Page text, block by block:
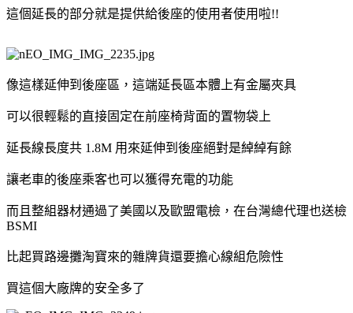
這個延長的部分就是提供給後座的使用者使用啦!!
像這樣延伸到後座區，這端延長區本體上有金屬夾具
可以很輕鬆的直接固定在前座椅背面的置物袋上
延長線長度共 1.8M 用來延伸到後座絕對是綽綽有餘
讓老車的後座乘客也可以獲得充電的功能
而且整組器材通過了美國以及歐盟電檢，在台灣總代理也送檢
BSMI
比起買路邊攤淘寶來的雜牌貨還要擔心線組危險性
買這個大廠牌的安全多了